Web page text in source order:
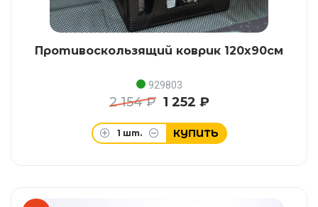
Противоскользящий коврик 120x90см
929803
2 154 ₽ 1 252 ₽
1 шт. КУПИТЬ